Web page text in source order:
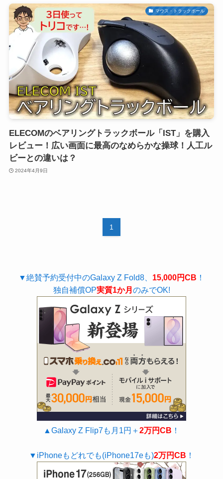
マウス・トラックボール
ELECOMのベアリングトラックボール「IST」を購入
レビュー！広い画面に最高のなめらかな操球！人工ル
ビーとの違いは？
2024年4月9日
1
▼絶賛予約受付中のGalaxy Z Fold8、 15,000円CB ！
独自補償OP実質1か月 のみでOK!
▲Galaxy Z Flip7も月1円＋2万円CB ！
▼iPhoneもどれでも(iPhone17eも)2万円CB ！